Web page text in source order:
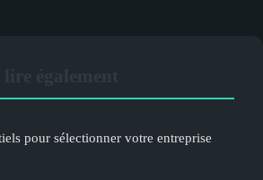
pour sélectionner votre entreprise